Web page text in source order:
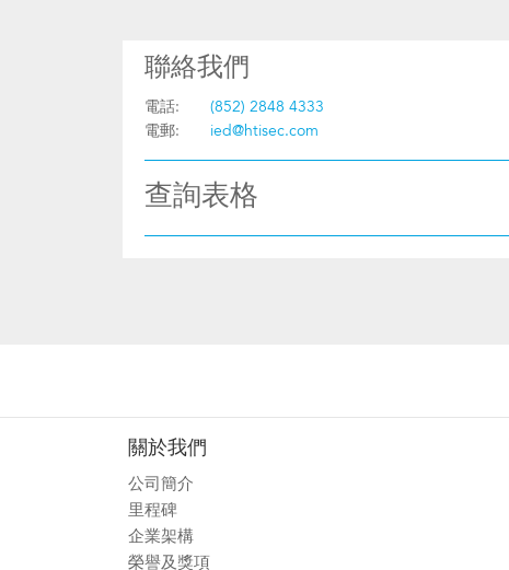
聯絡我們
電話:
(852) 2848 4333
電郵:
ied@htisec.com
查詢表格
關於我們
公司簡介
里程碑
企業架構
榮譽及獎項